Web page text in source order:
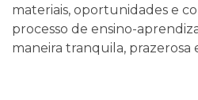
materiais, oportunidades e
processo de ensino-
maneira tranquila, prazerosa